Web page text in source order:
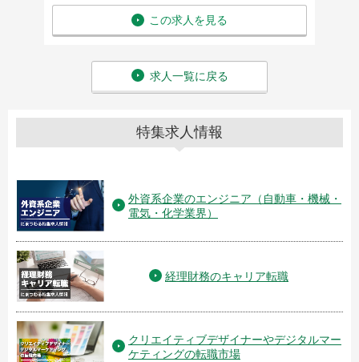
この求人を見る
求人一覧に戻る
特集求人情報
外資系企業のエンジニア（自動車・機械・
電気・化学業界）
経理財務のキャリア転職
クリエイティブデザイナーやデジタルマー
ケティングの転職市場